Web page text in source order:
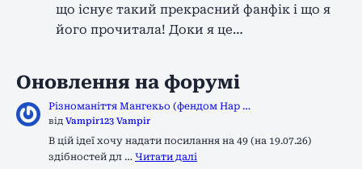
що існує такий прекрасний фанфік і що я
його прочитала! Доки я це…
Оновлення на форумі
Різноманіття Мангекьо (фендом Нар …
від Vampir123 Vampir
В цій ідеї хочу надати посилання на 49 (на 19.07.26)
здібностей дл … Читати далі